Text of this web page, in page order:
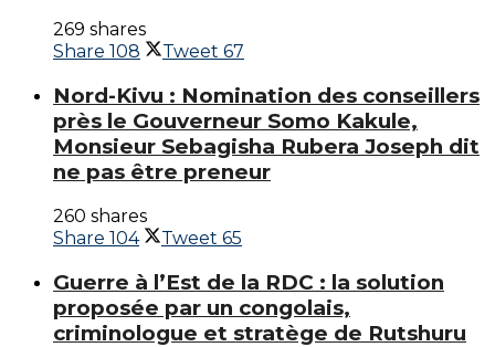
269 shares
Share 108 Tweet 67
‎Nord-Kivu : Nomination des conseillers
près le Gouverneur Somo Kakule,
Monsieur Sebagisha Rubera Joseph dit
ne pas être preneur‎
260 shares
Share 104 Tweet 65
Guerre à l’Est de la RDC : la solution
proposée par un congolais,
criminologue et stratège de Rutshuru